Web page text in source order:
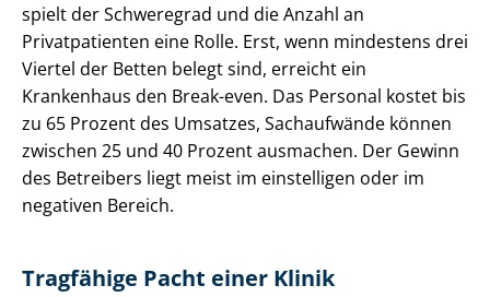
spielt der Schweregrad und die Anzahl an
Privatpatienten eine Rolle. Erst, wenn mindestens drei
Viertel der Betten belegt sind, erreicht ein
Krankenhaus den Break-even. Das Personal kostet bis
zu 65 Prozent des Umsatzes, Sachaufwände können
zwischen 25 und 40 Prozent ausmachen. Der Gewinn
des Betreibers liegt meist im einstelligen oder im
negativen Bereich.
Tragfähige Pacht einer Klinik